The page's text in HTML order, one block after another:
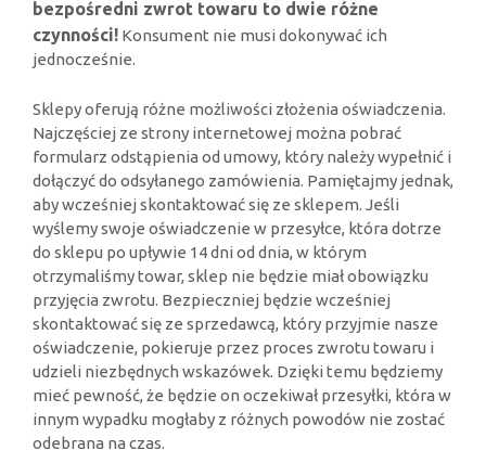
bezpośredni zwrot towaru to dwie różne
czynności! Konsument nie musi dokonywać ich
jednocześnie.
Sklepy oferują różne możliwości złożenia oświadczenia.
Najczęściej ze strony internetowej można pobrać
formularz odstąpienia od umowy, który należy wypełnić i
dołączyć do odsyłanego zamówienia. Pamiętajmy jednak,
aby wcześniej skontaktować się ze sklepem. Jeśli
wyślemy swoje oświadczenie w przesyłce, która dotrze
do sklepu po upływie 14 dni od dnia, w którym
otrzymaliśmy towar, sklep nie będzie miał obowiązku
przyjęcia zwrotu. Bezpieczniej będzie wcześniej
skontaktować się ze sprzedawcą, który przyjmie nasze
oświadczenie, pokieruje przez proces zwrotu towaru i
udzieli niezbędnych wskazówek. Dzięki temu będziemy
mieć pewność, że będzie on oczekiwał przesyłki, która w
innym wypadku mogłaby z różnych powodów nie zostać
odebrana na czas.